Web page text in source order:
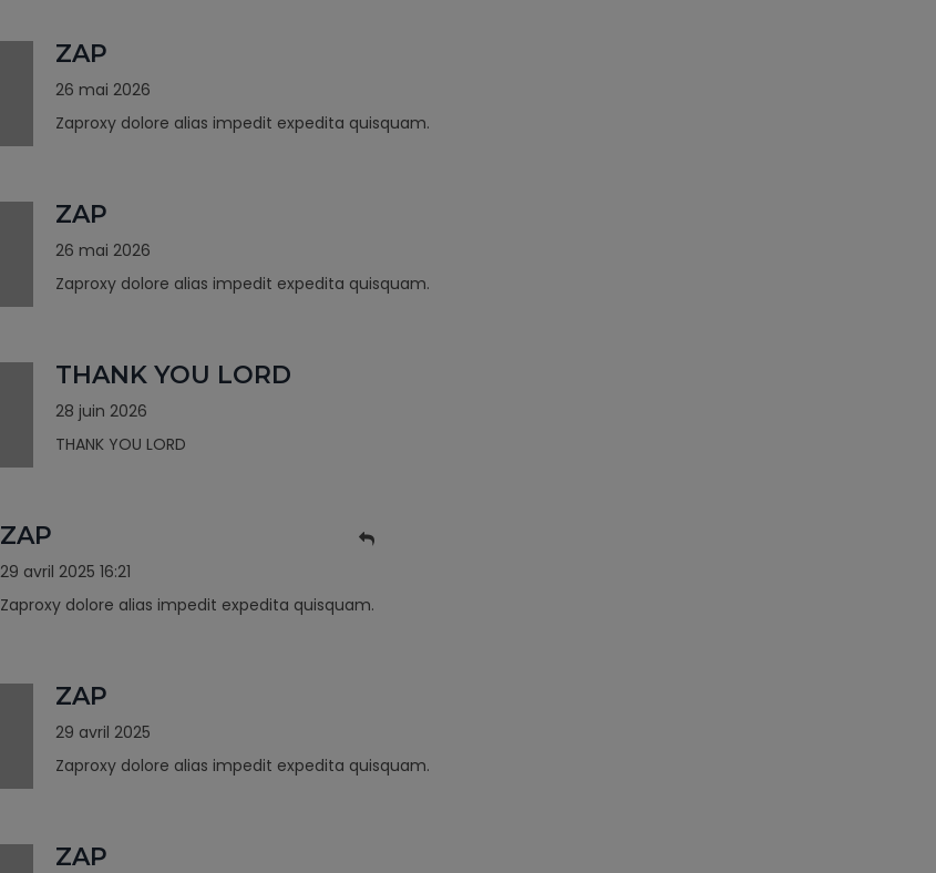
ZAP
26 mai 2026
Zaproxy dolore alias impedit expedita quisquam.
ZAP
26 mai 2026
Zaproxy dolore alias impedit expedita quisquam.
THANK YOU LORD
28 juin 2026
THANK YOU LORD
ZAP
29 avril 2025 16:21
Zaproxy dolore alias impedit expedita quisquam.
ZAP
29 avril 2025
Zaproxy dolore alias impedit expedita quisquam.
ZAP